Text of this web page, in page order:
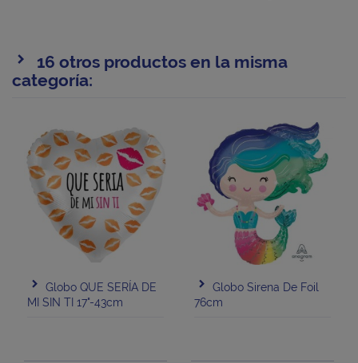
16 otros productos en la misma
categoría:
Globo QUE SERÍA DE
MI SIN TI 17"-43cm
Globo Sirena De Foil
76cm